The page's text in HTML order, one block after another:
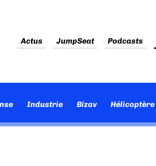
Actus JumpSeat Podcasts
Industrie Bizav Hélicoptère